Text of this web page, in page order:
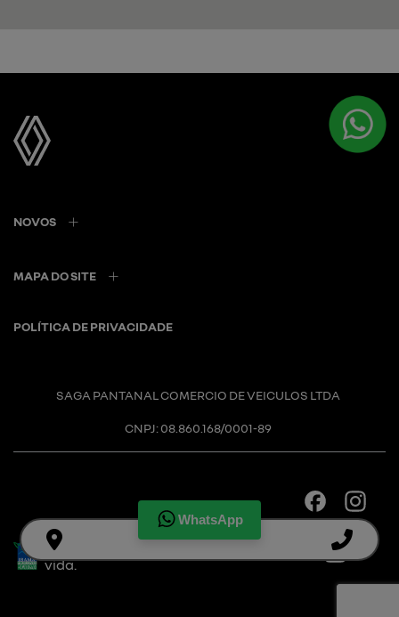
WhatsApp
NOVOS
MAPA DO SITE
POLÍTICA DE PRIVACIDADE
SAGA PANTANAL COMERCIO DE VEICULOS LTDA
CNPJ: 08.860.168/0001-89
Desacelere. Seu bem maior é a
vida.